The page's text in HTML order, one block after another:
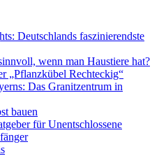
Deutschlands faszinierendste
wenn man Haustiere hat?
„Pflanzkübel Rechteckig“
Das Granitzentrum in
bauen
für Unentschlossene